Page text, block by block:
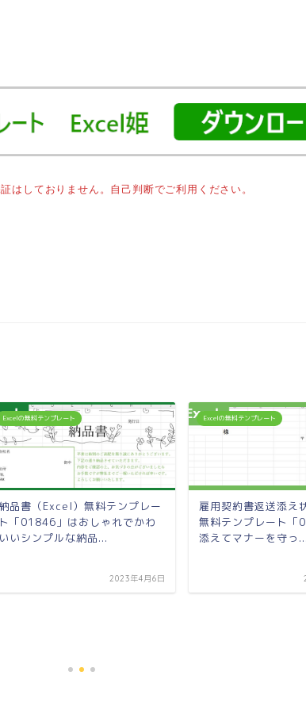
はしておりません。自己判断でご利用ください。
Excelの無料テンプレート
品書（Excel）無料テンプレー
ト「01846」はおしゃれでかわ
いいシンプルな納品...
2023年4月6日
Excelの無料テンプレート
雇用契約書返送添え
無料テンプレート「
添えてマナーを守っ...